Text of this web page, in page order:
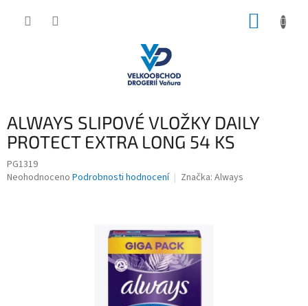
ALWAYS SLIPOVÉ VLOŽKY DAILY
PROTECT EXTRA LONG 54 KS
PG1319
Průměrné
Neohodnoceno Podrobnosti hodnocení Značka: Always